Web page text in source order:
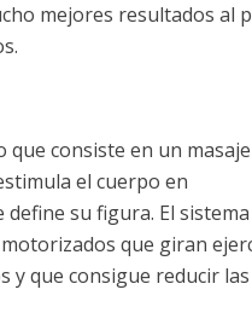
mejores resultados
que consiste en un masaje
el cuerpo en
su figura. El
que giran
y que consigue reducir